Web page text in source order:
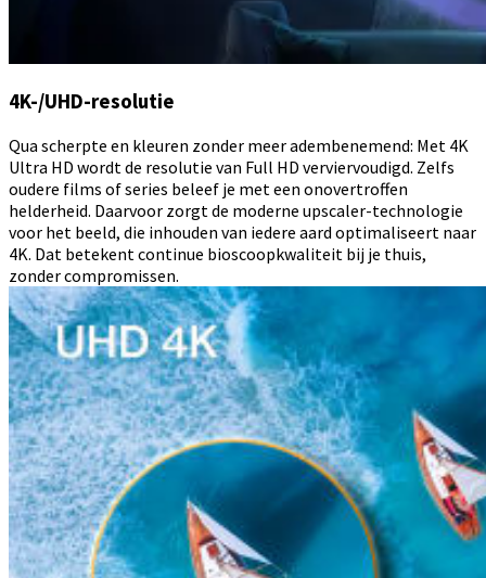
4K-/UHD-resolutie
Qua scherpte en kleuren zonder meer adembenemend: Met 4K
Ultra HD wordt de resolutie van Full HD verviervoudigd. Zelfs
oudere films of series beleef je met een onovertroffen
helderheid. Daarvoor zorgt de moderne upscaler-technologie
voor het beeld, die inhouden van iedere aard optimaliseert naar
4K. Dat betekent continue bioscoopkwaliteit bij je thuis,
zonder compromissen.